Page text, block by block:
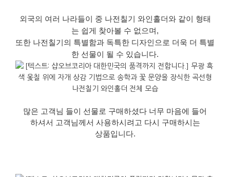
외국의 여러 나라들이 중 나전칠기 와인홀더와 같이 형태
는 쉽게 찾아볼 수 없으며,
또한 나전칠기의 특별함과 독특한 디자인으로 더욱 더 특별
한 선물이 될 수 있습니다.
많은 고객님 들이 선물로 구매하셨다 너무 마음에
들어
하셔서 고객님께서 사용하시려고 다시
구매하시는
상품입니다.